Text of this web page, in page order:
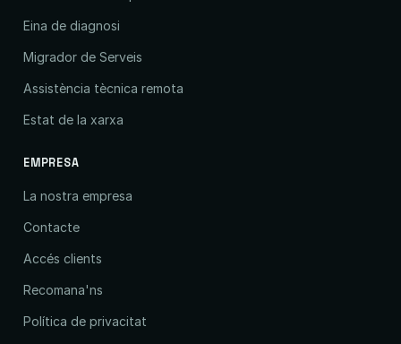
Eina de diagnosi
Migrador de Serveis
Assistència tècnica remota
Estat de la xarxa
EMPRESA
La nostra empresa
Contacte
Accés clients
Recomana'ns
Política de privacitat